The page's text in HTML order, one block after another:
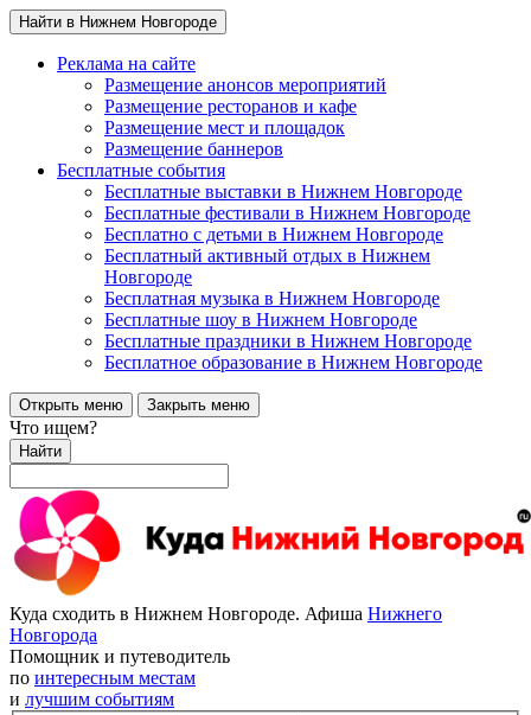
Найти в Нижнем Новгороде
Реклама на сайте
Размещение анонсов мероприятий
Размещение ресторанов и кафе
Размещение мест и площадок
Размещение баннеров
Бесплатные события
Бесплатные выставки в Нижнем Новгороде
Бесплатные фестивали в Нижнем Новгороде
Бесплатно с детьми в Нижнем Новгороде
Бесплатный активный отдых в Нижнем
Новгороде
Бесплатная музыка в Нижнем Новгороде
Бесплатные шоу в Нижнем Новгороде
Бесплатные праздники в Нижнем Новгороде
Бесплатное образование в Нижнем Новгороде
Открыть меню Закрыть меню
Что ищем?
Найти
Куда сходить в Нижнем Новгороде. Афиша Нижнего
Новгорода
Помощник и путеводитель
по интересным местам
и лучшим событиям